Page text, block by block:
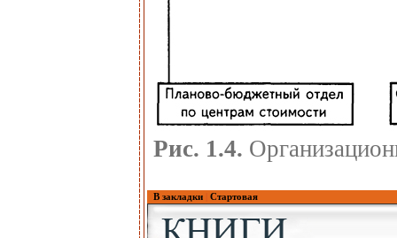
Рис. 1.4.
В закладки Стартовая